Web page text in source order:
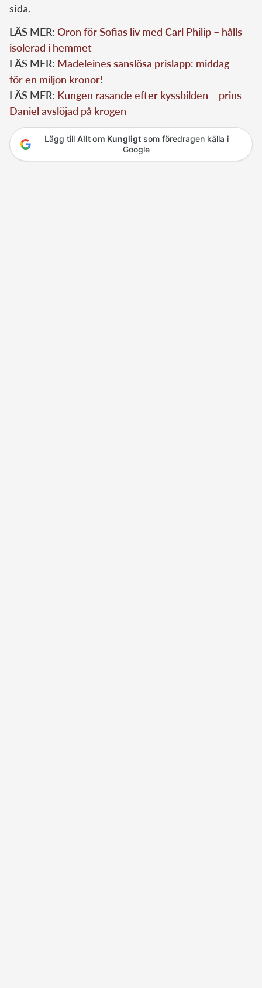
sida.
LÄS MER: Oron för Sofias liv med Carl Philip – hålls
isolerad i hemmet
LÄS MER: Madeleines sanslösa prislapp: middag –
för en miljon kronor!
LÄS MER: Kungen rasande efter kyssbilden – prins
Daniel avslöjad på krogen
Lägg till Allt om Kungligtsom föredragen källa i
Google